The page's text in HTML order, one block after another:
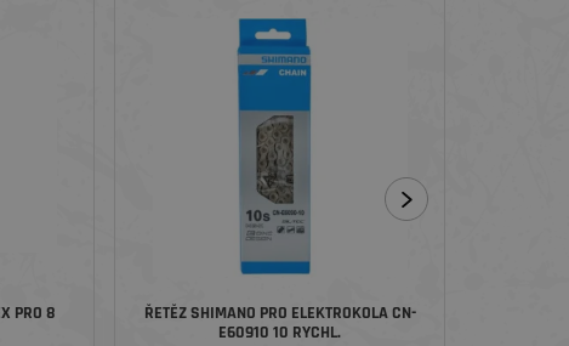
PRO 8
ŘETĚZ SHIMANO PRO ELEKTROKOLA CN-
E60910 10 RYCHL.